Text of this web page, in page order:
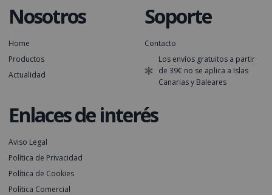
Nosotros
Home
Productos
Actualidad
Soporte
Contacto
Los envíos gratuitos a partir
de 39€ no se aplica a Islas
Canarias y Baleares
Enlaces de interés
Aviso Legal
Política de Privacidad
Política de Cookies
Política Comercial